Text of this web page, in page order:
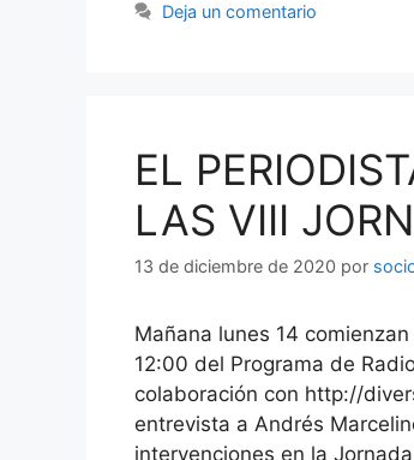
Deja un comentario
EL
LAS VIII
13 de diciembre de 2020 por
Mañana lunes 14
12:00 del Programa de
colaboración con http://
entrevista a Andrés
intervenciones en la